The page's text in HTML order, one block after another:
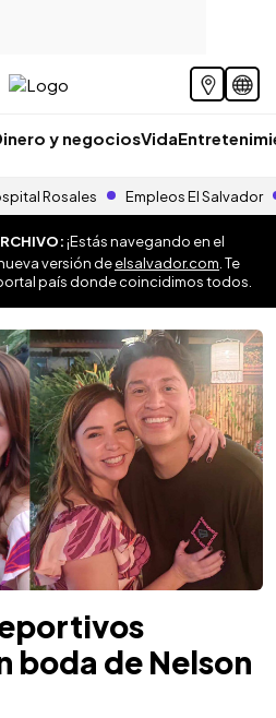
y negociosVida
Rosales Empleos El Salvador
¡Estás navegando en el
versión deelsalvador.com . Te
país donde coincidimos todos.
de Nelson